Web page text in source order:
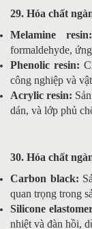
29. Hóa chất
Melamine resin:
formaldehyde,
Phenolic resin:
công nghiệp và
Acrylic resin:
dán, và lớp phủ
30. Hóa chất
Carbon black:
quan trọng trong
Silicone
nhiệt và đàn hồi,